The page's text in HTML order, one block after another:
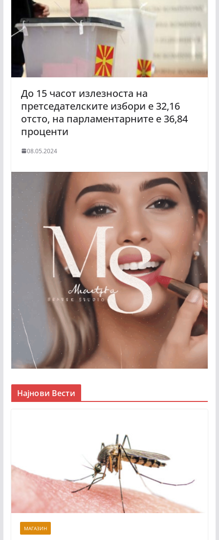
До 15 часот излезноста на
претседателските избори е 32,16
отсто, на парламентарните е 36,84
проценти
08.05.2024
Најнови Вести
МАГАЗИН